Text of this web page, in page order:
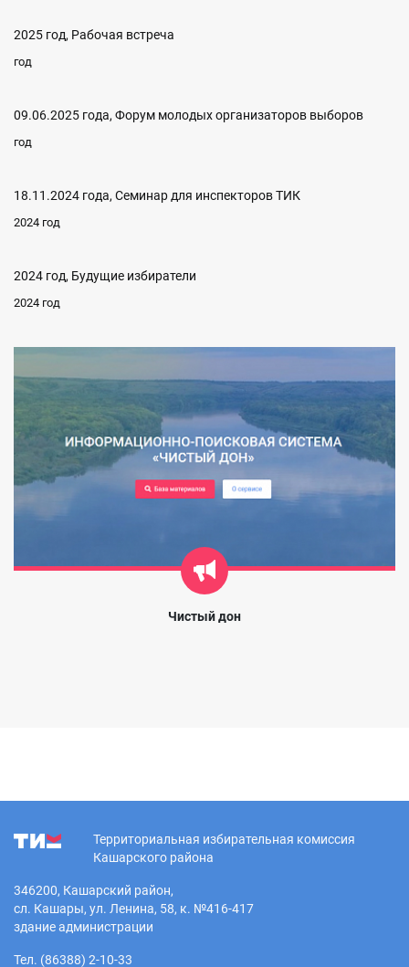
2025 год, Рабочая встреча
год
09.06.2025 года, Форум молодых организаторов выборов
год
18.11.2024 года, Семинар для инспекторов ТИК
2024 год
2024 год, Будущие избиратели
2024 год
Чистый дон
Территориальная избирательная комиссия
Кашарского района
346200, Кашарский район,
сл. Кашары, ул. Ленина, 58, к. №416-417
здание администрации
Тел. (86388) 2-10-33